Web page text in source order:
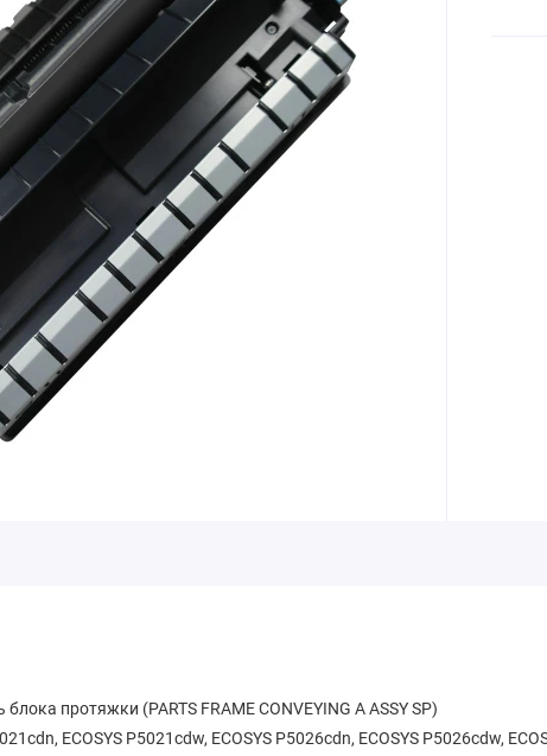
протяжки (PARTS FRAME CONVEYING A ASSY SP)
ECOSYS P5021cdw, ECOSYS P5026cdn, ECOSYS P5026cdw,